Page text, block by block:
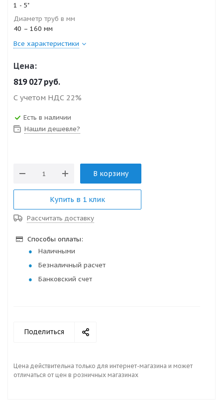
1 - 5"
Диаметр труб в мм
40 – 160 мм
Все характеристики
Цена:
819 027руб.
С учетом НДС 22%
Есть в наличии
Нашли дешевле?
В корзину
Купить в 1 клик
Рассчитать доставку
Способы оплаты:
Наличными
Безналичный расчет
Банковский счет
Поделиться
Цена действительна только для интернет-магазина и может
отличаться от цен в розничных магазинах